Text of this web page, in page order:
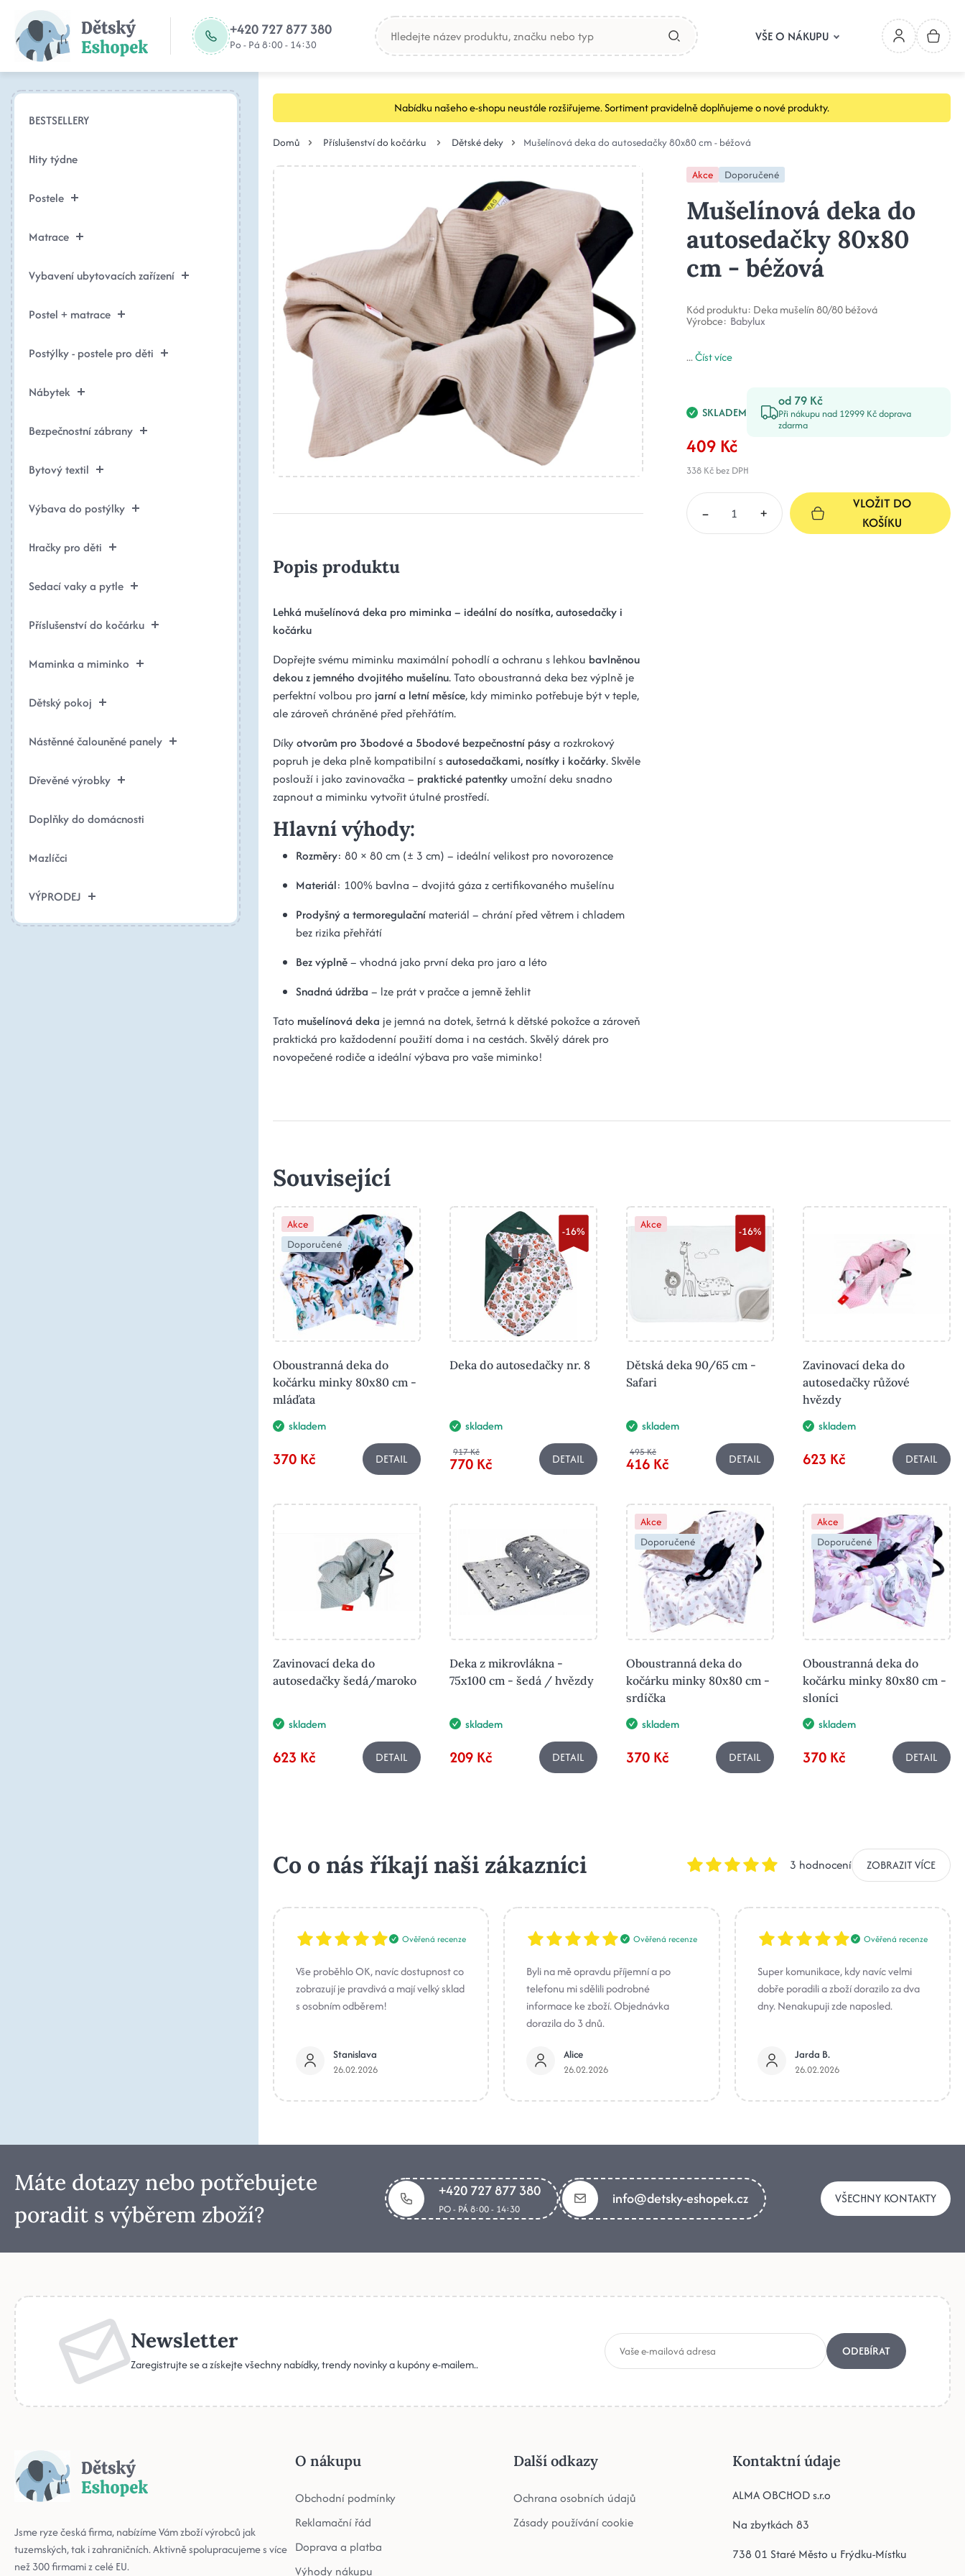
+420 727 877 380
Po - Pá 8:00 - 14:30
VŠE O NÁKUPU
BESTSELLERY
Hity týdne
Postele
Matrace
Vybavení ubytovacích zařízení
Postel + matrace
Postýlky - postele pro děti
Nábytek
Bezpečnostní zábrany
Bytový textil
Výbava do postýlky
Hračky pro děti
Sedací vaky a pytle
Příslušenství do kočárku
Maminka a miminko
Dětský pokoj
Nástěnné čalouněné panely
Dřevěné výrobky
Doplňky do domácnosti
Mazlíčci
VÝPRODEJ
Nabídku našeho e-shopu neustále rozšiřujeme. Sortiment pravidelně doplňujeme o nové produkty.
Domů Příslušenství do kočárku Dětské deky Mušelínová deka do autosedačky 80x80 cm - béžová
Popis produktu
Lehká mušelínová deka pro miminka – ideální do nosítka, autosedačky i
kočárku
Dopřejte svému miminku maximální pohodlí a ochranu s lehkou bavlněnou
dekou z jemného dvojitého mušelínu. Tato oboustranná deka bez výplně je
perfektní volbou pro jarní a letní měsíce, kdy miminko potřebuje být v teple,
ale zároveň chráněné před přehřátím.
Díkyotvorům pro 3bodové a 5bodové bezpečnostní pásya rozkrokový
popruh je deka plně kompatibilní sautosedačkami, nosítky i kočárky. Skvěle
poslouží i jako zavinovačka – praktické patentky umožní deku snadno
zapnout a miminku vytvořit útulné prostředí.
Hlavní výhody:
Rozměry: 80 × 80 cm (± 3 cm) – ideální velikost pro novorozence
Materiál: 100% bavlna – dvojitá gáza z certifikovaného mušelínu
Prodyšný a termoregulační materiál – chrání před větrem i chladem
bez rizika přehřátí
Bez výplně– vhodná jako první deka pro jaro a léto
Snadná údržba – lze prát v pračce a jemně žehlit
Tato mušelínová deka je jemná na dotek, šetrná k dětské pokožce a zároveň
praktická pro každodenní použití doma i na cestách. Skvělý dárek pro
novopečené rodiče a ideální výbava pro vaše miminko!
Akce Doporučené
Mušelínová deka do
autosedačky 80x80
cm - béžová
Kód produktu: Deka mušelín 80/80 béžová
Výrobce: Babylux
...Číst více
SKLADEM
od 79 Kč
Při nákupu nad 12999 Kč doprava
zdarma
409 Kč
338 Kčbez DPH
– +
VLOŽIT DO
KOŠÍKU
Související
Akce
Doporučené
Oboustranná deka do
kočárku minky 80x80 cm -
mláďata
skladem
370 Kč DETAIL
-16%
Deka do autosedačky nr. 8
skladem
917 Kč
770 Kč DETAIL
Akce
-16%
Dětská deka 90/65 cm -
Safari
skladem
495 Kč
416 Kč DETAIL
Zavinovací deka do
autosedačky růžové
hvězdy
skladem
623 Kč DETAIL
Zavinovací deka do
autosedačky šedá/maroko
skladem
623 Kč DETAIL
Deka z mikrovlákna -
75x100 cm - šedá / hvězdy
skladem
209 Kč DETAIL
Akce
Doporučené
Oboustranná deka do
kočárku minky 80x80 cm -
srdíčka
skladem
370 Kč DETAIL
Akce
Doporučené
Oboustranná deka do
kočárku minky 80x80 cm -
sloníci
skladem
370 Kč DETAIL
Co o nás říkají naši zákazníci 3 hodnocení ZOBRAZIT VÍCE
Ověřená recenze
Vše proběhlo OK, navíc dostupnost co
zobrazují je pravdivá a mají velký sklad
s osobním odběrem!
Stanislava
26.02.2026
Ověřená recenze
Byli na mě opravdu příjemní a po
telefonu mi sdělili podrobné
informace ke zboží. Objednávka
dorazila do 3 dnů.
Alice
26.02.2026
Ověřená recenze
Super komunikace, kdy navíc velmi
dobře poradili a zboží dorazilo za dva
dny. Nenakupuji zde naposled.
Jarda B.
26.02.2026
Máte dotazy nebo potřebujete
poradit s výběrem zboží?
+420 727 877 380
PO - PÁ 8:00 - 14:30
info@detsky-eshopek.cz VŠECHNY KONTAKTY
Newsletter
Zaregistrujte se a získejte všechny nabídky, trendy novinky a kupóny e-mailem..
ODEBÍRAT
Jsme ryze česká firma, nabízíme Vám zboží výrobců jak
tuzemských, tak i zahraničních. Aktivně spolupracujeme s více
než 300 firmami z celé EU.
O nákupu
Obchodní podmínky
Reklamační řád
Doprava a platba
Výhody nákupu
Další odkazy
Ochrana osobních údajů
Zásady používání cookie
Kontaktní údaje
ALMA OBCHOD s.r.o
Na zbytkách 83
738 01 Staré Město u Frýdku-Místku